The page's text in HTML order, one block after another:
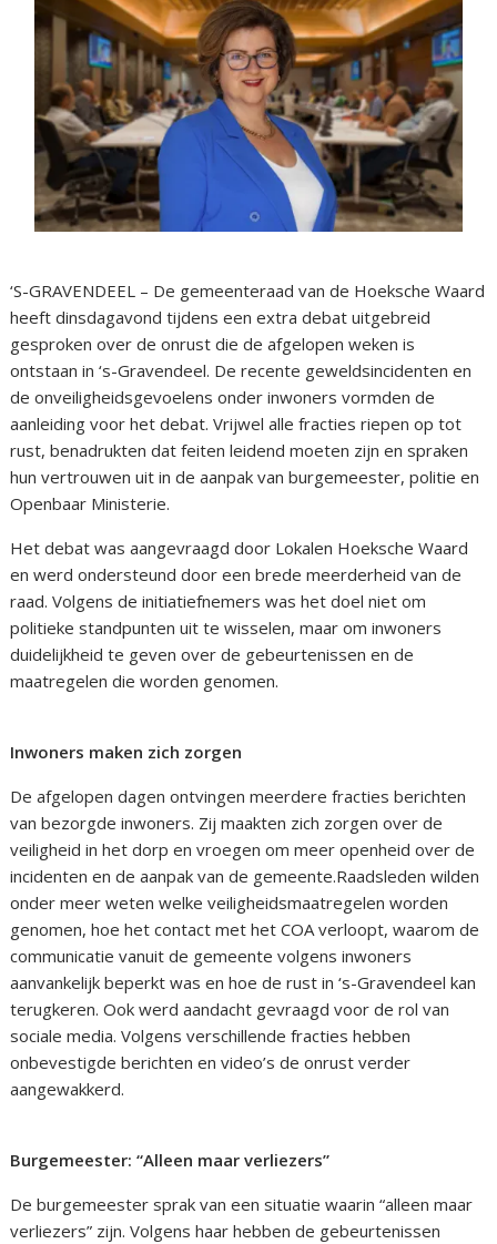
‘S-GRAVENDEEL – De gemeenteraad van de Hoeksche Waard
heeft dinsdagavond tijdens een extra debat uitgebreid
gesproken over de onrust die de afgelopen weken is
ontstaan in ‘s-Gravendeel. De recente geweldsincidenten en
de onveiligheidsgevoelens onder inwoners vormden de
aanleiding voor het debat. Vrijwel alle fracties riepen op tot
rust, benadrukten dat feiten leidend moeten zijn en spraken
hun vertrouwen uit in de aanpak van burgemeester, politie en
Openbaar Ministerie.
Het debat was aangevraagd door Lokalen Hoeksche Waard
en werd ondersteund door een brede meerderheid van de
raad. Volgens de initiatiefnemers was het doel niet om
politieke standpunten uit te wisselen, maar om inwoners
duidelijkheid te geven over de gebeurtenissen en de
maatregelen die worden genomen.
Inwoners maken zich zorgen
De afgelopen dagen ontvingen meerdere fracties berichten
van bezorgde inwoners. Zij maakten zich zorgen over de
veiligheid in het dorp en vroegen om meer openheid over de
incidenten en de aanpak van de gemeente.Raadsleden wilden
onder meer weten welke veiligheidsmaatregelen worden
genomen, hoe het contact met het COA verloopt, waarom de
communicatie vanuit de gemeente volgens inwoners
aanvankelijk beperkt was en hoe de rust in ‘s-Gravendeel kan
terugkeren. Ook werd aandacht gevraagd voor de rol van
sociale media. Volgens verschillende fracties hebben
onbevestigde berichten en video’s de onrust verder
aangewakkerd.
Burgemeester: “Alleen maar verliezers”
De burgemeester sprak van een situatie waarin “alleen maar
verliezers” zijn. Volgens haar hebben de gebeurtenissen